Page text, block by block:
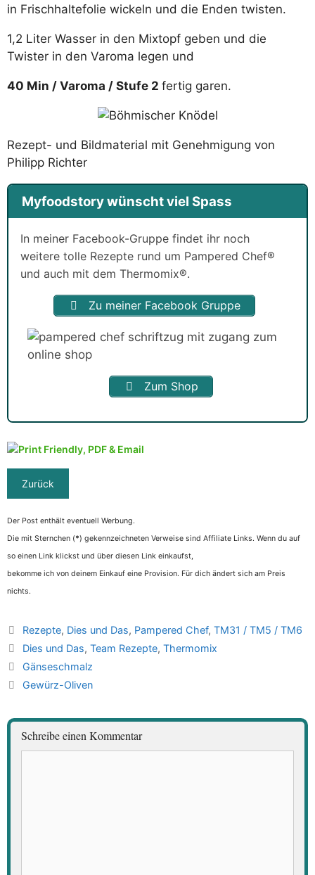
in Frischhaltefolie wickeln und die Enden twisten.
1,2 Liter Wasser in den Mixtopf geben und die
Twister in den Varoma legen und
40 Min / Varoma / Stufe 2 fertig garen.
Rezept- und Bildmaterial mit Genehmigung von
Philipp Richter
Myfoodstory wünscht viel Spass
In meiner Facebook-Gruppe findet ihr noch
weitere tolle Rezepte rund um Pampered Chef®
und auch mit dem Thermomix®.
Zu meiner Facebook Gruppe
Zum Shop
Der Post enthält eventuell Werbung.
Die mit Sternchen (*) gekennzeichneten Verweise sind Affiliate Links. Wenn du auf
so einen Link klickst und über diesen Link einkaufst,
bekomme ich von deinem Einkauf eine Provision. Für dich ändert sich am Preis
nichts.
Kategorien
Rezepte, Dies und Das, Pampered Chef, TM31 / TM5 / TM6
Schlagwörter
Dies und Das, Team Rezepte, Thermomix
Gänseschmalz
Gewürz-Oliven
Schreibe einen Kommentar